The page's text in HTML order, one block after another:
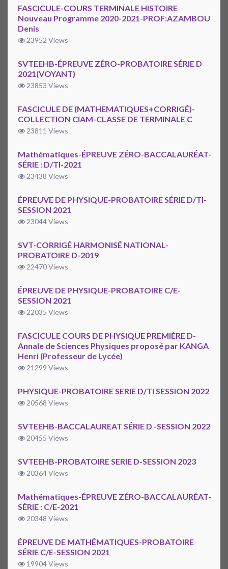
FASCICULE-COURS TERMINALE HISTOIRE
Nouveau Programme 2020-2021-PROF:AZAMBOU
Denis
23952 Views
SVTEEHB-ÉPREUVE ZÉRO-PROBATOIRE SÉRIE D
2021(VOYANT)
23853 Views
FASCICULE DE (MATHEMATIQUES+CORRIGÉ)-
COLLECTION CIAM-CLASSE DE TERMINALE C
23811 Views
Mathématiques-ÉPREUVE ZÉRO-BACCALAURÉAT-
SÉRIE : D/TI-2021
23438 Views
ÉPREUVE DE PHYSIQUE-PROBATOIRE SÉRIE D/TI-
SESSION 2021
23044 Views
SVT-CORRIGÉ HARMONISÉ NATIONAL-
PROBATOIRE D-2019
22470 Views
ÉPREUVE DE PHYSIQUE-PROBATOIRE C/E-
SESSION 2021
22035 Views
FASCICULE COURS DE PHYSIQUE PREMIÈRE D-
Annale de Sciences Physiques proposé par KANGA
Henri (Professeur de Lycée)
21299 Views
PHYSIQUE-PROBATOIRE SERIE D/TI SESSION 2022
20568 Views
SVTEEHB-BACCALAUREAT SÉRIE D -SESSION 2022
20455 Views
SVTEEHB-PROBATOIRE SERIE D-SESSION 2023
20364 Views
Mathématiques-ÉPREUVE ZÉRO-BACCALAURÉAT-
SÉRIE : C/E-2021
20348 Views
ÉPREUVE DE MATHÉMATIQUES-PROBATOIRE
SÉRIE C/E-SESSION 2021
19904 Views